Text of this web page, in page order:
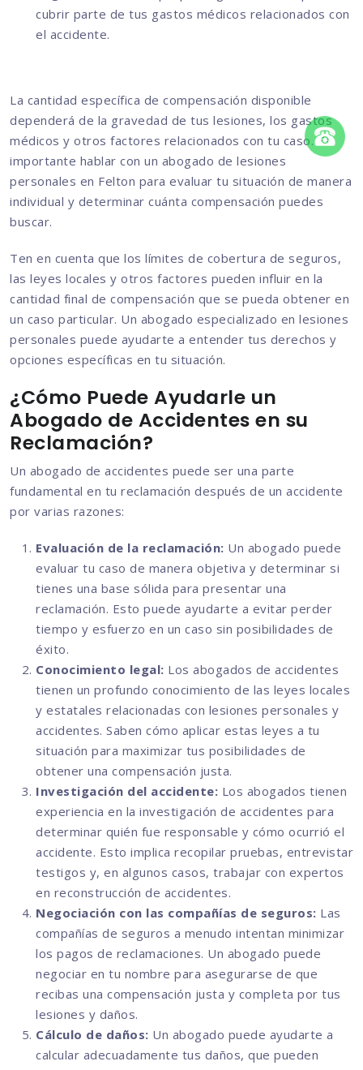
cubrir parte de tus gastos médicos relacionados con
el accidente.
La cantidad específica de compensación disponible
dependerá de la gravedad de tus lesiones, los gastos
médicos y otros factores relacionados con tu caso. Es
importante hablar con un abogado de lesiones
personales en Felton para evaluar tu situación de manera
individual y determinar cuánta compensación puedes
buscar.
Ten en cuenta que los límites de cobertura de seguros,
las leyes locales y otros factores pueden influir en la
cantidad final de compensación que se pueda obtener en
un caso particular. Un abogado especializado en lesiones
personales puede ayudarte a entender tus derechos y
opciones específicas en tu situación.
¿Cómo Puede Ayudarle un
Abogado de Accidentes en su
Reclamación?
Un abogado de accidentes puede ser una parte
fundamental en tu reclamación después de un accidente
por varias razones:
Evaluación de la reclamación: Un abogado puede
evaluar tu caso de manera objetiva y determinar si
tienes una base sólida para presentar una
reclamación. Esto puede ayudarte a evitar perder
tiempo y esfuerzo en un caso sin posibilidades de
éxito.
Conocimiento legal: Los abogados de accidentes
tienen un profundo conocimiento de las leyes locales
y estatales relacionadas con lesiones personales y
accidentes. Saben cómo aplicar estas leyes a tu
situación para maximizar tus posibilidades de
obtener una compensación justa.
Investigación del accidente: Los abogados tienen
experiencia en la investigación de accidentes para
determinar quién fue responsable y cómo ocurrió el
accidente. Esto implica recopilar pruebas, entrevistar
testigos y, en algunos casos, trabajar con expertos
en reconstrucción de accidentes.
Negociación con las compañías de seguros: Las
compañías de seguros a menudo intentan minimizar
los pagos de reclamaciones. Un abogado puede
negociar en tu nombre para asegurarse de que
recibas una compensación justa y completa por tus
lesiones y daños.
Cálculo de daños: Un abogado puede ayudarte a
calcular adecuadamente tus daños, que pueden